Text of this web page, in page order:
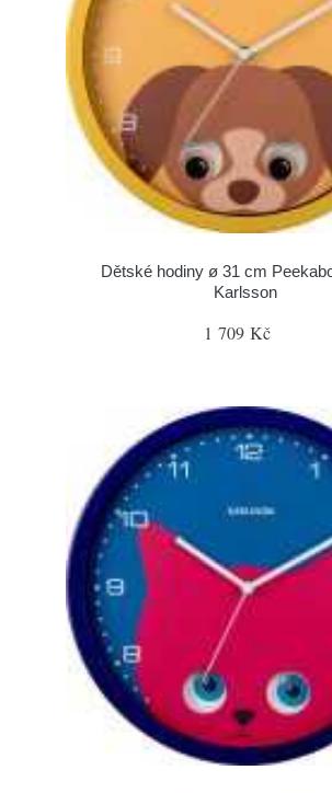
Dětské hodiny ø 31 cm
Karlsson
1 709 Kč